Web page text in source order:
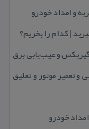
| كدام را بخریم؟
تعمیر موتور و تعلیق